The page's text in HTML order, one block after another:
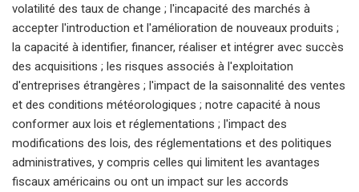
volatilité des taux de change ; l'incapacité des marchés à
accepter l'introduction et l'amélioration de nouveaux produits ;
la capacité à identifier, financer, réaliser et intégrer avec succès
des acquisitions ; les risques associés à l'exploitation
d'entreprises étrangères ; l'impact de la saisonnalité des ventes
et des conditions météorologiques ; notre capacité à nous
conformer aux lois et réglementations ; l'impact des
modifications des lois, des réglementations et des politiques
administratives, y compris celles qui limitent les avantages
fiscaux américains ou ont un impact sur les accords